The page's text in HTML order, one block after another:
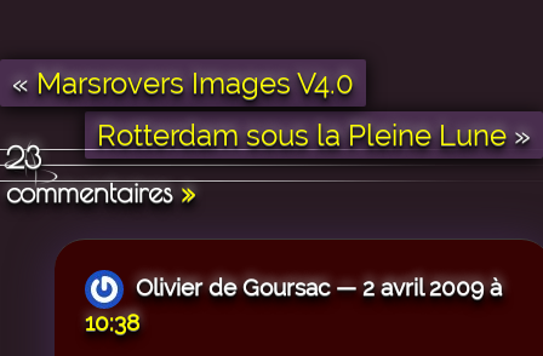
«Marsrovers Images V4.0
Rotterdam sous la Pleine Lune»
23
commentaires»
Olivier de Goursac — 2 avril 2009 à
10:38